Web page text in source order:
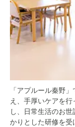
「アプルール秦野
え、手厚いケアを
し、日常生活のお
かりとした研修を